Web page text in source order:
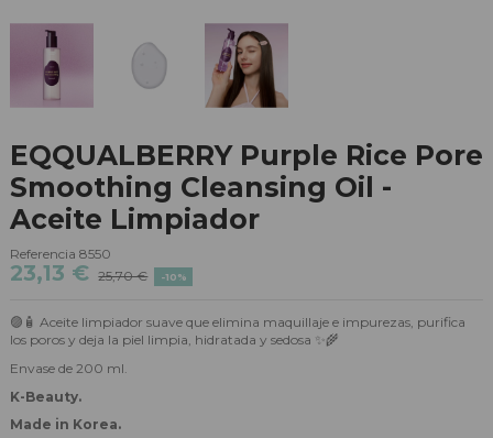
EQQUALBERRY Purple Rice Pore
Smoothing Cleansing Oil -
Aceite Limpiador
Referencia 8550
23,13 € 25,70 € -10%
🟣🧴 Aceite limpiador suave que elimina maquillaje e impurezas, purifica
los poros y deja la piel limpia, hidratada y sedosa ✨🌾
Envase de 200 ml.
K-Beauty.
Made in Korea.